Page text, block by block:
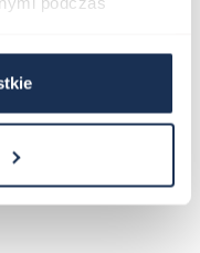
Classics 98R297
Dzięki technologii
dokładność